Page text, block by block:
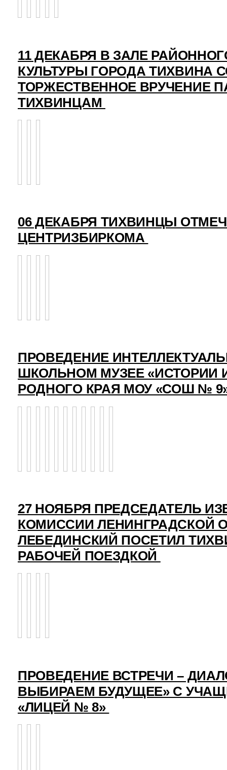
11 ДЕКАБРЯ В ЗАЛЕ
КУЛЬТУРЫ ГОРОДА ТИХВИНА
ТОРЖЕСТВЕННОЕ ВРУЧЕНИЕ
ТИХВИНЦАМ
06 ДЕКАБРЯ ТИХВИНЦЫ
ЦЕНТРИЗБИРКОМА
ПРОВЕДЕНИЕ
ШКОЛЬНОМ МУЗЕЕ «ИСТОРИИ
РОДНОГО КРАЯ МОУ «СОШ №
27 НОЯБРЯ ПРЕДСЕДАТЕЛЬ
КОМИССИИ ЛЕНИНГРАДСКОЙ
ЛЕБЕДИНСКИЙ ПОСЕТИЛ
РАБОЧЕЙ ПОЕЗДКОЙ
ПРОВЕДЕНИЕ ВСТРЕЧИ –
ВЫБИРАЕМ БУДУЩЕЕ» С
«ЛИЦЕЙ № 8»